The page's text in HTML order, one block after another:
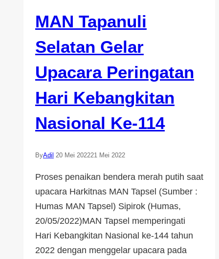
MAN Tapanuli
Selatan Gelar
Upacara Peringatan
Hari Kebangkitan
Nasional Ke-114
ByAdil 20 Mei 202221 Mei 2022
Proses penaikan bendera merah putih saat
upacara Harkitnas MAN Tapsel (Sumber :
Humas MAN Tapsel) Sipirok (Humas,
20/05/2022)MAN Tapsel memperingati
Hari Kebangkitan Nasional ke-144 tahun
2022 dengan menggelar upacara pada